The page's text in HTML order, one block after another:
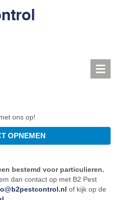
ons op!
bestemd voor particulieren.
dan contact op met B2 Pest
of kijk op de